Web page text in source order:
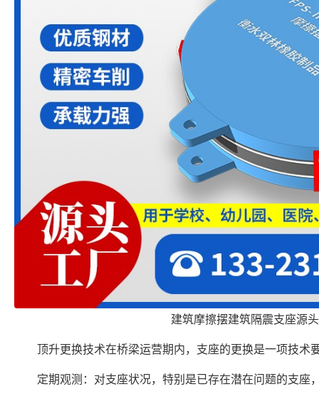
建筑摩擦摆建筑隔震支座源
顶升更换技术在桥梁运营期内，支座的更换是一项技术
定期观测：对支座状况，特别是已存在潜在问题的支座